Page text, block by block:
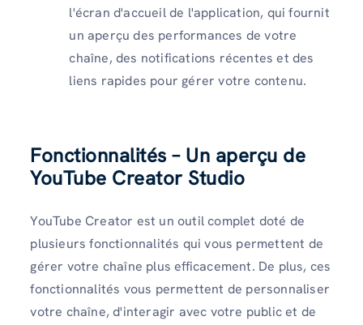
l'écran d'accueil de l'application, qui fournit
un aperçu des performances de votre
chaîne, des notifications récentes et des
liens rapides pour gérer votre contenu.
Fonctionnalités – Un aperçu de
YouTube Creator Studio
YouTube Creator est un outil complet doté de
plusieurs fonctionnalités qui vous permettent de
gérer votre chaîne plus efficacement. De plus, ces
fonctionnalités vous permettent de personnaliser
votre chaîne, d'interagir avec votre public et de